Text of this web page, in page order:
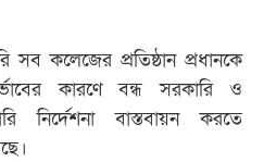
সব কলেজের প্রতিষ্ঠান প্রধানকে
কারণে বন্ধ সরকারি ও
নির্দেশনা বাস্তবায়ন করতে